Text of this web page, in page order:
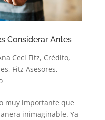
Considerar Antes
Ceci Fitz, Crédito,
, Fitz Asesores,
muy importante que
inimaginable. Ya